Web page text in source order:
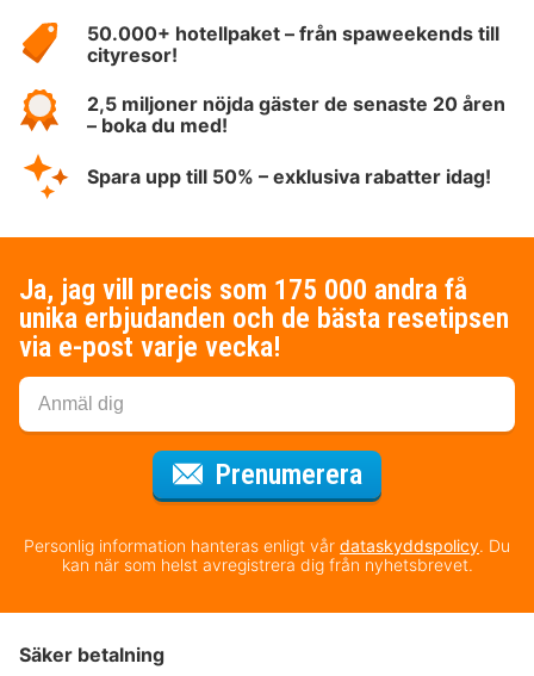
HotelSpecials50.000+ hotellpaket – från spaweekends till
cityresor!
2,5 miljoner nöjda gäster de senaste 20 åren
– boka du med!
Spara upp till 50% – exklusiva rabatter idag!
Ja, jag vill precis som 175 000 andra få
unika erbjudanden och de bästa resetipsen
via e-post varje vecka!
Prenumerera
Personlig information hanteras enligt vår dataskyddspolicy. Du
kan när som helst avregistrera dig från nyhetsbrevet.
Säker betalning